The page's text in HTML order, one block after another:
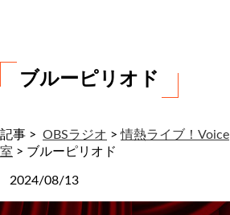
ブルーピリオド
記事 > OBSラジオ >情熱ライブ！Voice
室 > ブルーピリオド
2024/08/13